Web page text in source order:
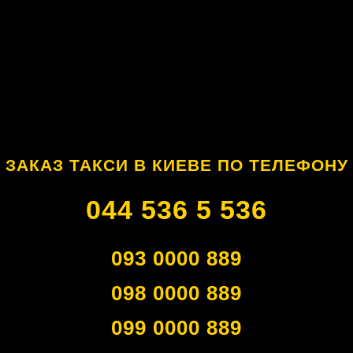
ЗАКАЗ ТАКСИ В КИЕВЕ ПО ТЕЛЕФОНУ
044 536 5 536
093 0000 889
098 0000 889
099 0000 889